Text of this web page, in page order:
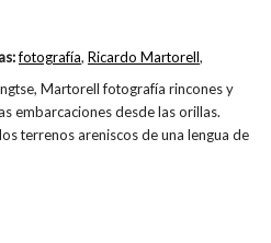
Martorell fotografía rincones y
embarcaciones desde las orillas.
terrenos areniscos de una lengua de
fotografía, Ricardo Martorell,